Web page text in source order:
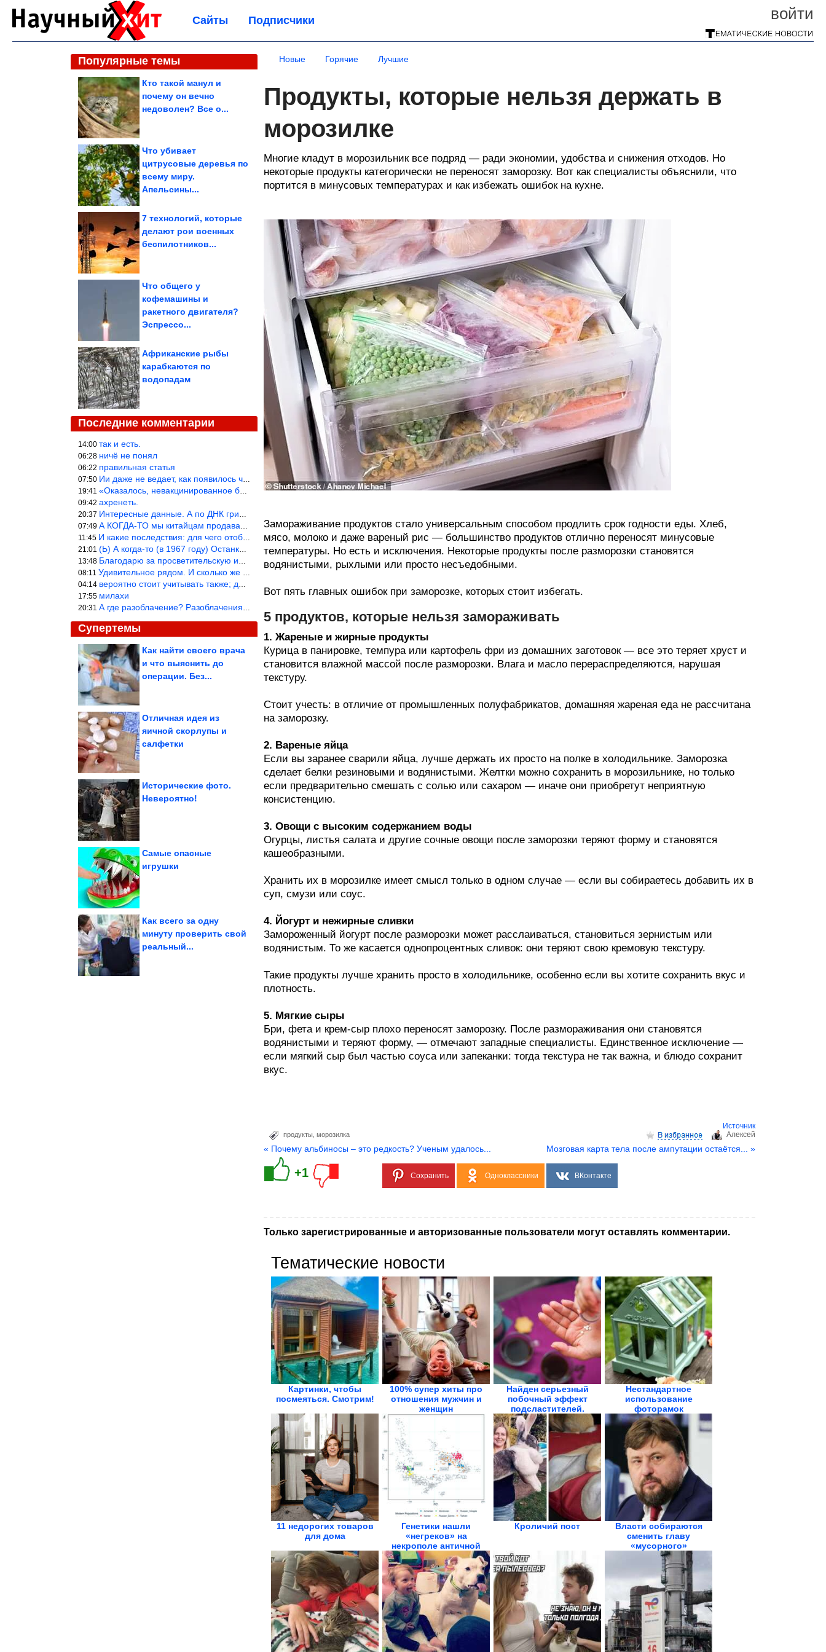
войти
Сайты Подписчики
Популярные темы
Кто такой манул и
почему он вечно
недоволен? Все о...
Что убивает
цитрусовые деревья по
всему миру.
Апельсины...
7 технологий, которые
делают рои военных
беспилотников...
Что общего у
кофемашины и
ракетного двигателя?
Эспрессо...
Африканские рыбы
карабкаются по
водопадам
Последние комментарии
14:00 так и есть.
06:28 ничё не понял
06:22 правильная статья
07:50 Ии даже не ведает, как появилось человечество и для чего оно сущ
19:41 «Оказалось, невакцинированное большинство умирает существенно ча
09:42 ахренеть.
20:37 Интересные данные. А по ДНК грибов, бактерий имеются сведения из
07:49 А КОГДА-ТО мы китайцам продавали фуфайки.
11:45 И какие последствия: для чего отобрали? или просто похвастались.
21:01 (Ь) А когда-то (в 1967 году) Останкинская телебашня была самым в
13:48 Благодарю за просветительскую информацию.
08:11 Удивительное рядом. И сколько же ещё открытий готовит Просвещень
04:14 вероятно стоит учитывать также; длительность сна сгущает кровото
17:55 милахи
20:31 А где разоблачение? Разоблачения нет — значит придётся принять к
Супертемы
Готовить всего 10
хачапури из кабачков
Как найти своего врача
и что выяснить до
операции. Без...
Отличная идея из
яичной скорлупы и
салфетки
Исторические фото.
Невероятно!
Самые опасные
игрушки
В Подмосковье убили и
расчленили участницу
конкурса...
Как всего за одну
минуту проверить свой
реальный...
Новые Горячие Лучшие
Продукты, которые нельзя держать в
морозилке
Многие кладут в морозильник все подряд — ради экономии, удобства и снижения отходов. Но
некоторые продукты категорически не переносят заморозку. Вот как специалисты объяснили, что
портится в минусовых температурах и как избежать ошибок на кухне.
Замораживание продуктов стало универсальным способом продлить срок годности еды. Хлеб,
мясо, молоко и даже вареный рис — большинство продуктов отлично переносят минусовые
температуры. Но есть и исключения. Некоторые продукты после разморозки становятся
водянистыми, рыхлыми или просто несъедобными.
Вот пять главных ошибок при заморозке, которых стоит избегать.
5 продуктов, которые нельзя замораживать
1. Жареные и жирные продукты
Курица в панировке, темпура или картофель фри из домашних заготовок — все это теряет хруст и
становится влажной массой после разморозки. Влага и масло перераспределяются, нарушая
текстуру.
Стоит учесть: в отличие от промышленных полуфабрикатов, домашняя жареная еда не рассчитана
на заморозку.
2. Вареные яйца
Если вы заранее сварили яйца, лучше держать их просто на полке в холодильнике. Заморозка
сделает белки резиновыми и водянистыми. Желтки можно сохранить в морозильнике, но только
если предварительно смешать с солью или сахаром — иначе они приобретут неприятную
консистенцию.
3. Овощи с высоким содержанием воды
Огурцы, листья салата и другие сочные овощи после заморозки теряют форму и становятся
кашеобразными.
Хранить их в морозилке имеет смысл только в одном случае — если вы собираетесь добавить их в
суп, смузи или соус.
4. Йогурт и нежирные сливки
Замороженный йогурт после разморозки может расслаиваться, становиться зернистым или
водянистым. То же касается однопроцентных сливок: они теряют свою кремовую текстуру.
Такие продукты лучше хранить просто в холодильнике, особенно если вы хотите сохранить вкус и
плотность.
5. Мягкие сыры
Бри, фета и крем-сыр плохо переносят заморозку. После размораживания они становятся
водянистыми и теряют форму, — отмечают западные специалисты. Единственное исключение —
если мягкий сыр был частью соуса или запеканки: тогда текстура не так важна, и блюдо сохранит
вкус.
Источник
Aлексей
продукты морозилка
« Почему альбиносы – это редкость? Ученым удалось... Мозговая карта тела после ампутации остаётся... »
+1 Сохранить Одноклассники ВКонтакте
Только зарегистрированные и авторизованные пользователи могут оставлять комментарии.
Тематические новости
Картинки, чтобы
посмеяться. Смотрим!
100% супер хиты про
отношения мужчин и
женщин
Найден серьезный
побочный эффект
подсластителей.
Особо...
Нестандартное
использование
фоторамок
11 недорогих товаров
для дома
Генетики нашли
«негреков» на
некрополе античной
Фанагории
Кроличий пост
Власти собираются
cменить главу
«мусорного»
госоператора